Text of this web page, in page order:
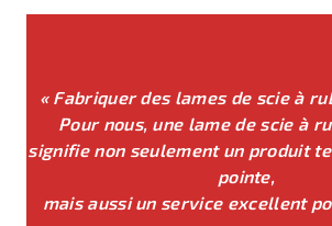
« Fabriquer des lames de scie à
Pour nous, une lame de scie à
signifie non seulement un produit
pointe,
mais aussi un service excellent